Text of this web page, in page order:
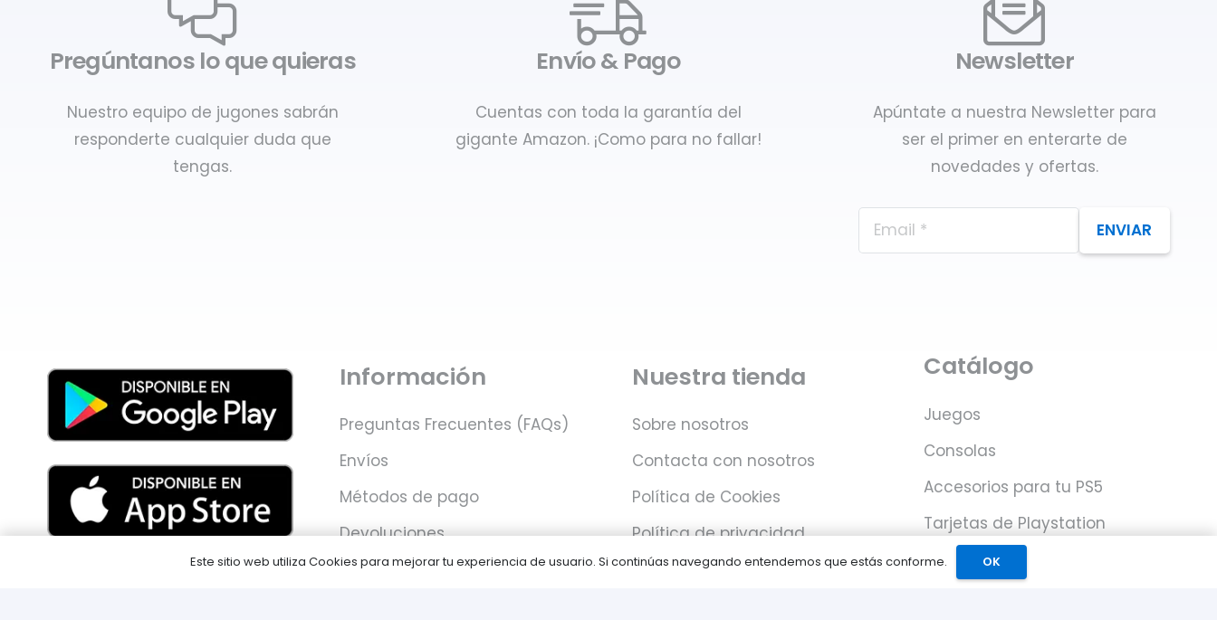
Pregúntanos lo que quieras
Nuestro equipo de jugones sabrán
responderte cualquier duda que
tengas.
Envío & Pago
Cuentas con toda la garantía del
gigante Amazon. ¡Como para no fallar!
Newsletter
Apúntate a nuestra Newsletter para
ser el primer en enterarte de
novedades y ofertas.
ENVIAR
Información
Preguntas Frecuentes (FAQs)
Envíos
Métodos de pago
Devoluciones
Nuestra tienda
Sobre nosotros
Contacta con nosotros
Política de Cookies
Política de privacidad
Catálogo
Juegos
Consolas
Accesorios para tu PS5
Tarjetas de Playstation
Network
Este sitio web utiliza Cookies para mejorar tu experiencia de usuario. Si continúas navegando entendemos que estás conforme. OK